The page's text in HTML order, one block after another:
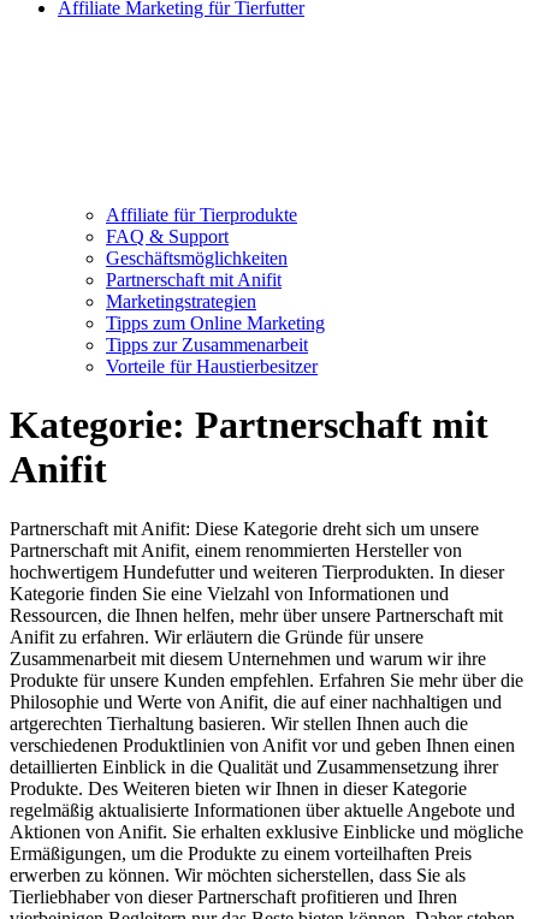
Affiliate Marketing für Tierfutter
Affiliate für Tierprodukte
FAQ & Support
Geschäftsmöglichkeiten
Partnerschaft mit Anifit
Marketingstrategien
Tipps zum Online Marketing
Tipps zur Zusammenarbeit
Vorteile für Haustierbesitzer
Kategorie: Partnerschaft mit
Anifit
Partnerschaft mit Anifit: Diese Kategorie dreht sich um unsere
Partnerschaft mit Anifit, einem renommierten Hersteller von
hochwertigem Hundefutter und weiteren Tierprodukten. In dieser
Kategorie finden Sie eine Vielzahl von Informationen und
Ressourcen, die Ihnen helfen, mehr über unsere Partnerschaft mit
Anifit zu erfahren. Wir erläutern die Gründe für unsere
Zusammenarbeit mit diesem Unternehmen und warum wir ihre
Produkte für unsere Kunden empfehlen. Erfahren Sie mehr über die
Philosophie und Werte von Anifit, die auf einer nachhaltigen und
artgerechten Tierhaltung basieren. Wir stellen Ihnen auch die
verschiedenen Produktlinien von Anifit vor und geben Ihnen einen
detaillierten Einblick in die Qualität und Zusammensetzung ihrer
Produkte. Des Weiteren bieten wir Ihnen in dieser Kategorie
regelmäßig aktualisierte Informationen über aktuelle Angebote und
Aktionen von Anifit. Sie erhalten exklusive Einblicke und mögliche
Ermäßigungen, um die Produkte zu einem vorteilhaften Preis
erwerben zu können. Wir möchten sicherstellen, dass Sie als
Tierliebhaber von dieser Partnerschaft profitieren und Ihren